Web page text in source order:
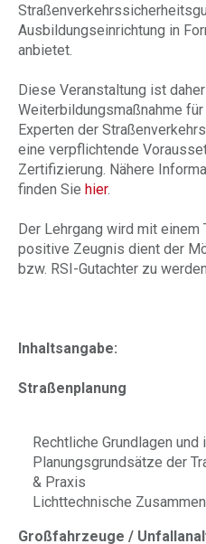
Ausbildungseinrichtung in
anbietet.
Diese Veranstaltung ist
Weiterbildungsmaßnahme
Experten der
eine verpflichtende
Zertifizierung. Nähere
finden Sie hier.
Der Lehrgang wird mit
positive Zeugnis dient der
bzw. RSI-Gutachter zu
Inhaltsangabe:
Straßenplanung
Rechtliche Grundlagen
Planungsgrundsätze der
& Praxis
Lichttechnische
Großfahrzeuge /